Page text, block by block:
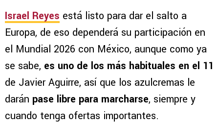
Israel Reyes está listo para dar el salto a
Europa, de eso dependerá su participación en
el Mundial 2026 con México, aunque como ya
se sabe, es uno de los más habituales en el 11
de Javier Aguirre, así que los azulcremas le
darán pase libre para marcharse, siempre y
cuando tenga ofertas importantes.